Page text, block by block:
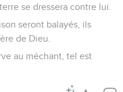
se dressera contre lui.
seront balayés, ils
de Dieu.
au méchant, tel est